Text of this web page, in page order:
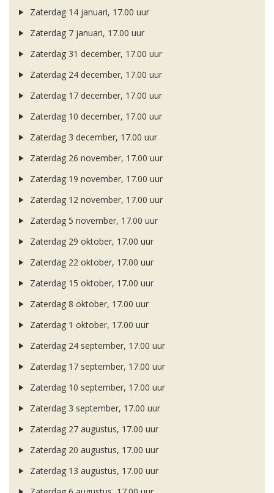
Zaterdag 14 januari, 17.00 uur
Zaterdag 7 januari, 17.00 uur
Zaterdag 31 december, 17.00 uur
Zaterdag 24 december, 17.00 uur
Zaterdag 17 december, 17.00 uur
Zaterdag 10 december, 17.00 uur
Zaterdag 3 december, 17.00 uur
Zaterdag 26 november, 17.00 uur
Zaterdag 19 november, 17.00 uur
Zaterdag 12 november, 17.00 uur
Zaterdag 5 november, 17.00 uur
Zaterdag 29 oktober, 17.00 uur
Zaterdag 22 oktober, 17.00 uur
Zaterdag 15 oktober, 17.00 uur
Zaterdag 8 oktober, 17.00 uur
Zaterdag 1 oktober, 17.00 uur
Zaterdag 24 september, 17.00 uur
Zaterdag 17 september, 17.00 uur
Zaterdag 10 september, 17.00 uur
Zaterdag 3 september, 17.00 uur
Zaterdag 27 augustus, 17.00 uur
Zaterdag 20 augustus, 17.00 uur
Zaterdag 13 augustus, 17.00 uur